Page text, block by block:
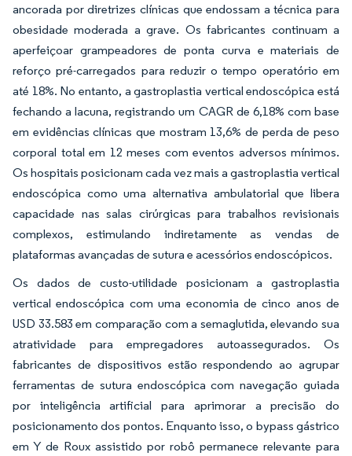
ancorada por diretrizes clínicas que endossam a técnica para
obesidade moderada a grave. Os fabricantes continuam a
aperfeiçoar grampeadores de ponta curva e materiais de
reforço pré-carregados para reduzir o tempo operatório em
até 18%. No entanto, a gastroplastia vertical endoscópica está
fechando a lacuna, registrando um CAGR de 6,18% com base
em evidências clínicas que mostram 13,6% de perda de peso
corporal total em 12 meses com eventos adversos mínimos.
Os hospitais posicionam cada vez mais a gastroplastia vertical
endoscópica como uma alternativa ambulatorial que libera
capacidade nas salas cirúrgicas para trabalhos revisionais
complexos, estimulando indiretamente as vendas de
plataformas avançadas de sutura e acessórios endoscópicos.
Os dados de custo-utilidade posicionam a gastroplastia
vertical endoscópica com uma economia de cinco anos de
USD 33.583 em comparação com a semaglutida, elevando sua
atratividade para empregadores autoassegurados. Os
fabricantes de dispositivos estão respondendo ao agrupar
ferramentas de sutura endoscópica com navegação guiada
por inteligência artificial para aprimorar a precisão do
posicionamento dos pontos. Enquanto isso, o bypass gástrico
em Y de Roux assistido por robô permanece relevante para